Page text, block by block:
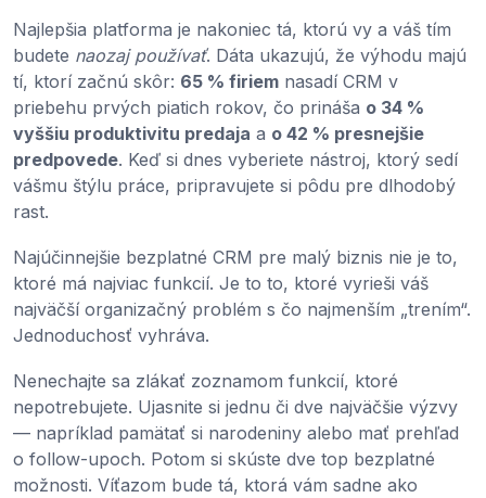
Najlepšia platforma je nakoniec tá, ktorú vy a váš tím
budete naozaj používať. Dáta ukazujú, že výhodu majú
tí, ktorí začnú skôr: 65 % firiem nasadí CRM v
priebehu prvých piatich rokov, čo prináša o 34 %
vyššiu produktivitu predaja a o 42 % presnejšie
predpovede. Keď si dnes vyberiete nástroj, ktorý sedí
vášmu štýlu práce, pripravujete si pôdu pre dlhodobý
rast.
Najúčinnejšie bezplatné CRM pre malý biznis nie je to,
ktoré má najviac funkcií. Je to to, ktoré vyrieši váš
najväčší organizačný problém s čo najmenším „trením“.
Jednoduchosť vyhráva.
Nenechajte sa zlákať zoznamom funkcií, ktoré
nepotrebujete. Ujasnite si jednu či dve najväčšie výzvy
— napríklad pamätať si narodeniny alebo mať prehľad
o follow-upoch. Potom si skúste dve top bezplatné
možnosti. Víťazom bude tá, ktorá vám sadne ako